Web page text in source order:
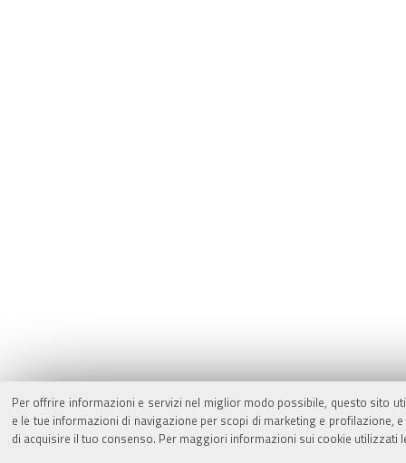
Per offrire informazioni e servizi nel miglior modo possibile, questo sito
e le tue informazioni di navigazione per scopi di marketing e
di acquisire il tuo consenso. Per maggiori informazioni sui cookie utilizzati